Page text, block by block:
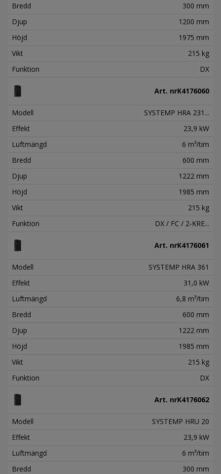
Bredd
300 mm
Djup
1200 mm
Höjd
1975 mm
Vikt
215 kg
Funktion
DX
Art. nrK4176060
Modell
SYSTEMP HRA 231...
Effekt
23,9 kW
Luftmängd
6 m³/tim
Bredd
600 mm
Djup
1222 mm
Höjd
1985 mm
Vikt
215 kg
Funktion
DX / FC / 2-KRE...
Art. nrK4176061
Modell
SYSTEMP HRA 361
Effekt
31,0 kW
Luftmängd
6,8 m³/tim
Bredd
600 mm
Djup
1222 mm
Höjd
1985 mm
Vikt
215 kg
Funktion
DX
Art. nrK4176062
Modell
SYSTEMP HRU 20
Effekt
23,9 kW
Luftmängd
6 m³/tim
Bredd
300 mm